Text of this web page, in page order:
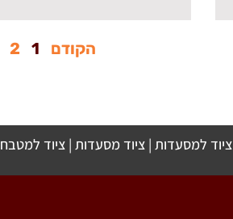
הקודם 1
2
ציוד למסעדות | ציוד מסעדות | ציוד למטבח